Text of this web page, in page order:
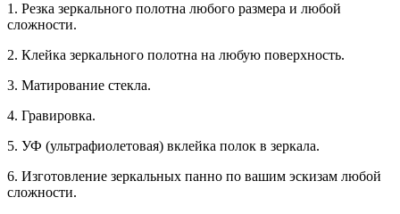
1. Резка зеркального полотна любого размера и любой
сложности.
2. Клейка зеркального полотна на любую поверхность.
3. Матирование стекла.
4. Гравировка.
5. УФ (ультрафиолетовая) вклейка полок в зеркала.
6. Изготовление зеркальных панно по вашим эскизам любой
сложности.